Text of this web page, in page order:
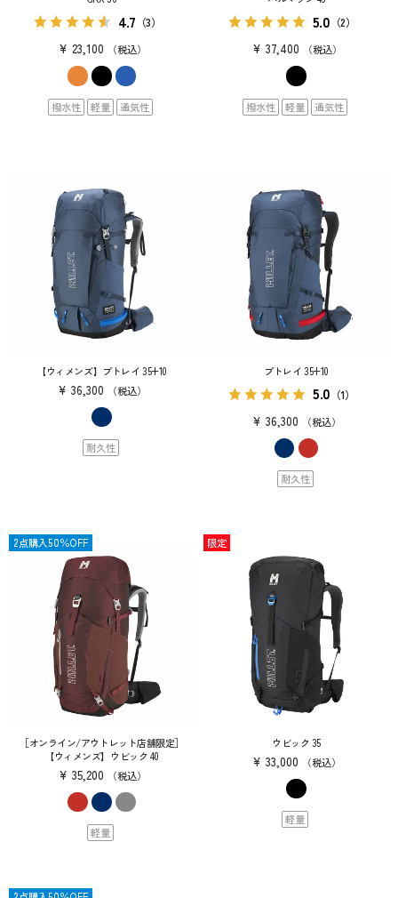
4.7 （3）
¥ 23,100 税込
撥水性 軽量 通気性
5.0 （2）
¥ 37,400 税込
撥水性 軽量 通気性
【ウィメンズ】プトレイ 35+10
¥ 36,300 税込
耐久性
プトレイ 35+10
5.0 （1）
¥ 36,300 税込
耐久性
［オンライン/アウトレット店舗限定］
【ウィメンズ】ウビック 40
¥ 35,200 税込
限定
軽量
2点購入50％OFF
ウビック 35
¥ 33,000 税込
限定
軽量